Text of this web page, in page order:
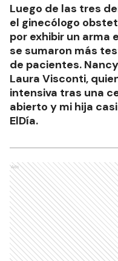
Luego de las tres
el ginecólogo
por exhibir un arma
se sumaron más
de pacientes.
Laura Visconti,
intensiva tras una
abierto y mi hija
ElDía.
Ads